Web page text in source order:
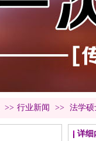
>> 行业新闻 >> 法学
详细